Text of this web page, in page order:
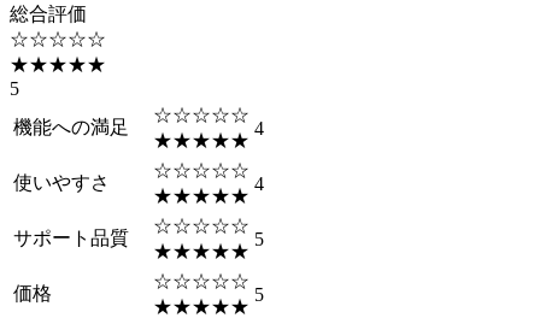
総合評価
☆☆☆☆☆
★★★★★
5
機能への満足
☆☆☆☆☆
★★★★★
4
使いやすさ
☆☆☆☆☆
★★★★★
4
サポート品質
☆☆☆☆☆
★★★★★
5
価格
☆☆☆☆☆
★★★★★
5